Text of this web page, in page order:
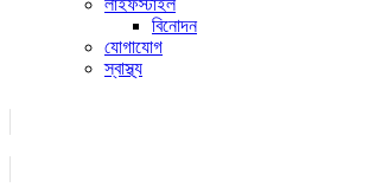
লাইফস্টাইল
বিনোদন
যোগাযোগ
স্বাস্থ্য